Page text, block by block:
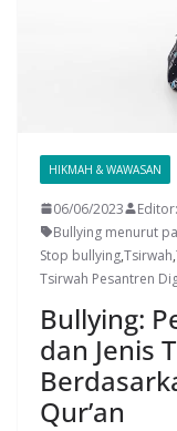
HIKMAH & WAWASAN
06/06/2023
Bullying menurut
Stop bullying,Tsirwah,
Tsirwah Pesantren
Bullying:
dan Jenis
Qur’an